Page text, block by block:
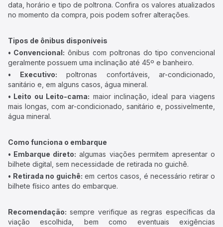
data, horário e tipo de poltrona. Confira os valores atualizados
no momento da compra, pois podem sofrer alterações.
Tipos de ônibus disponíveis
• Convencional: ônibus com poltronas do tipo convencional
geralmente possuem uma inclinação até 45º e banheiro.
• Executivo: poltronas confortáveis, ar-condicionado,
sanitário e, em alguns casos, água mineral.
• Leito ou Leito-cama: maior inclinação, ideal para viagens
mais longas, com ar-condicionado, sanitário e, possivelmente,
água mineral.
Como funciona o embarque
• Embarque direto: algumas viações permitem apresentar o
bilhete digital, sem necessidade de retirada no guichê.
• Retirada no guichê: em certos casos, é necessário retirar o
bilhete físico antes do embarque.
Recomendação: sempre verifique as regras específicas da
viação escolhida, bem como eventuais exigências